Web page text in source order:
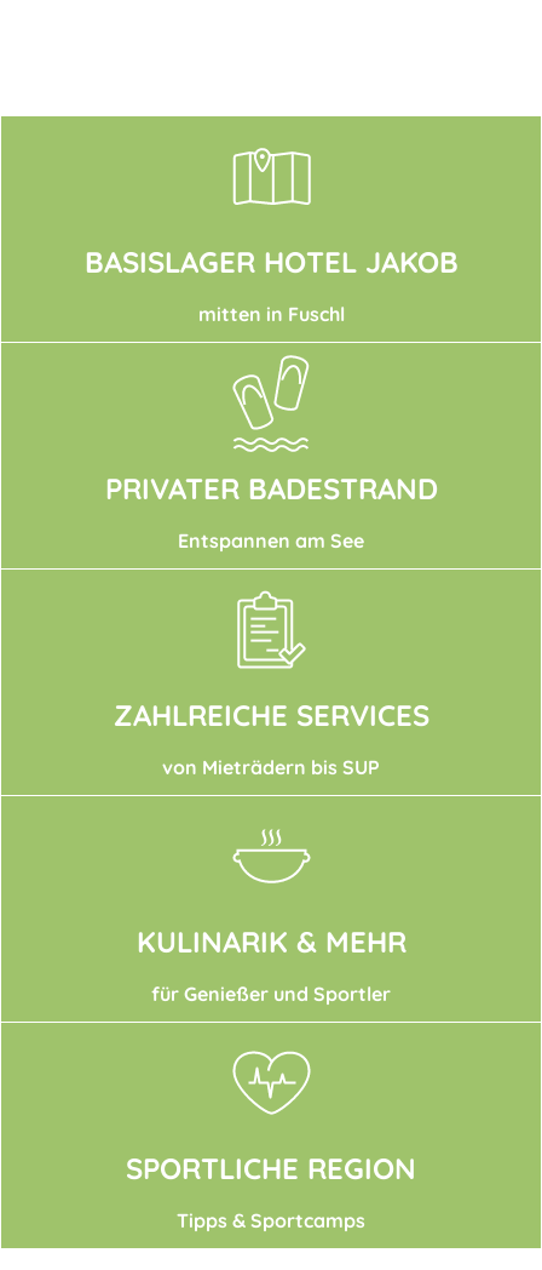
BASISLAGER HOTEL JAKOB
mitten in Fuschl
PRIVATER BADESTRAND
Entspannen am See
ZAHLREICHE SERVICES
von Mieträdern bis SUP
KULINARIK & MEHR
für Genießer und Sportler
SPORTLICHE REGION
Tipps & Sportcamps